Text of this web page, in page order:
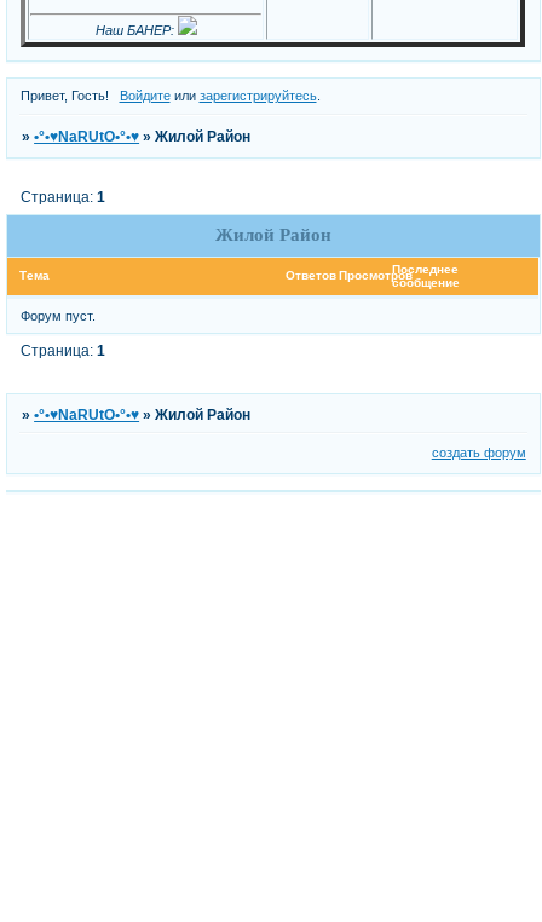
Наш БАНЕР:
Привет, Гость! Войдитеили зарегистрируйтесь.
»•°•♥NaRUtO•°•♥ »Жилой Район
Жилой Район
Страница:1
Тема ОтветовПросмотровПоследнее
сообщение
Форум пуст.
Страница:1
»•°•♥NaRUtO•°•♥ »Жилой Район
создать форум